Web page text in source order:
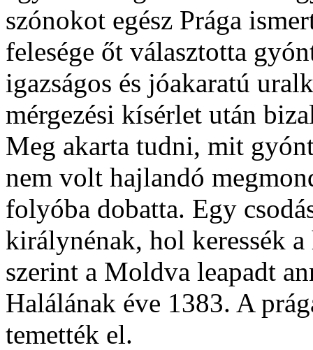
szónokot egész Prága
felesége őt választotta
igazságos és jóakaratú
mérgezési kísérlet után
Meg akarta tudni, mit
nem volt hajlandó
folyóba dobatta. Egy
királynénak, hol keressék
szerint a Moldva leapadt
Halálának éve 1383. A
temették el.